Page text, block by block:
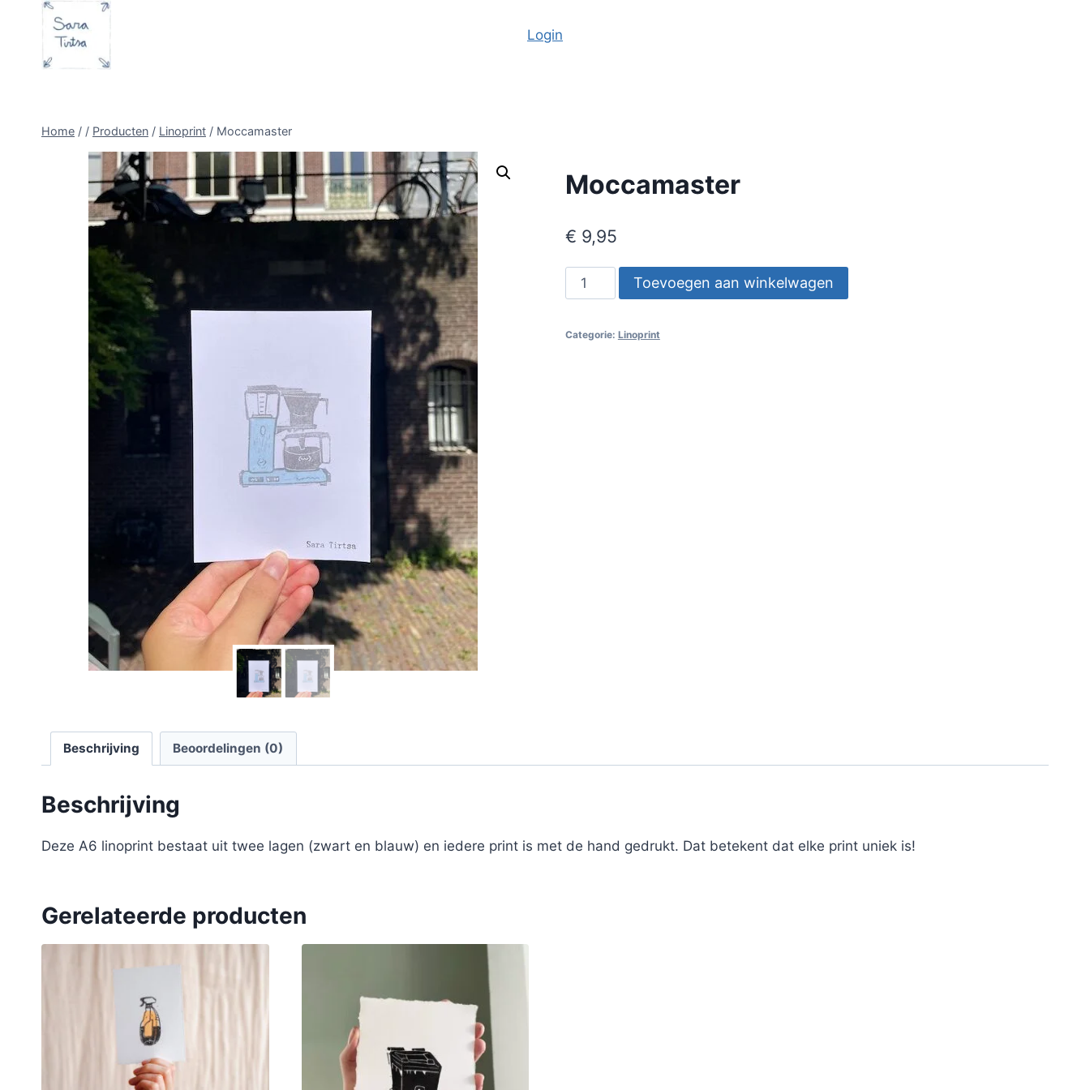
Doorgaan
Login
Home / / Producten / Linoprint / Moccamaster
Moccamaster
€ 9,95
Moccamaster
aantal
Toevoegen aan winkelwagen
Categorie: Linoprint
Beschrijving Beoordelingen (0)
Beschrijving
Deze A6 linoprint bestaat uit twee lagen (zwart en blauw) en iedere print is met de hand gedrukt. Dat betekent dat elke print uniek is!
Gerelateerde producten